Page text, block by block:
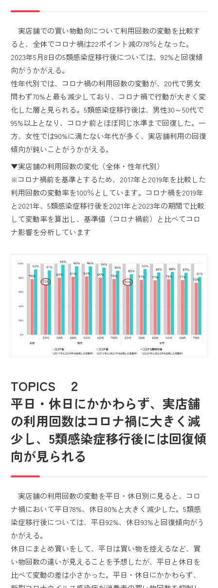
実店舗での買い物動向について利用回数の変動を比較す
ると、全体でコロナ禍は22ポイント減の78％となった。
2023年5月8日の5類感染症移行後については、92%と回復傾
向がうかがえる。
性年代別では、コロナ禍の利用回数の変動が、20代で男女
問わず70%と最も減少しており、コロナ禍で行動が大きく変
化した層と見られる。5類感染症移行後は、男性30～50代で
95%以上となり、コロナ前とほぼ同じ水準まで回復した。一
方、女性では90%に満たない年代が多く、実店舗利用の回復
傾向が鈍いことがうかがえる。
▼実店舗の利用回数の変化（全体・性年代別）
※コロナ禍前を基準とするため、2017年と2019年を比較した
利用回数の変動率を100％としています。コロナ禍を2019年
と2021年、5類感染症移行後を2021年と2023年の期間で比較
して変動率を算出し、基準値（コロナ禍前）と比べてコロ
ナ影響を分析しています
TOPICS ２
平日・休日にかかわらず、実店舗
の利用回数はコロナ禍に大きく減
少し、5類感染症移行後には回復傾
向が見られる
実店舗の利用回数の変動を平日・休日別に見ると、コロ
ナ禍において平日78%、休日80%と大きく減少した。5類感
染症移行後については、平日92%、休日93%と回復傾向がう
かがえる。
休日にまとめ買いをして、平日は買い物を控えるなど、買
い物回数の違いが見えることを予想したが、平日と休日を
比べて変動の差は小さかった。平日・休日にかかわらず、